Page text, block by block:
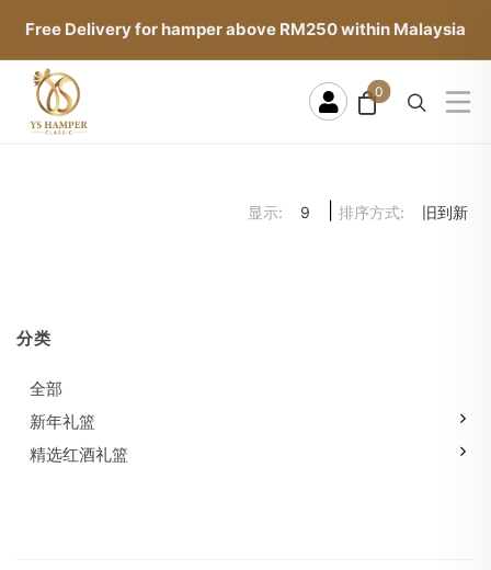
Free Delivery for hamper above RM250 within Malaysia
0
显示: 9 排序方式: 旧到新
分类
全部
新年礼篮
精选红酒礼篮